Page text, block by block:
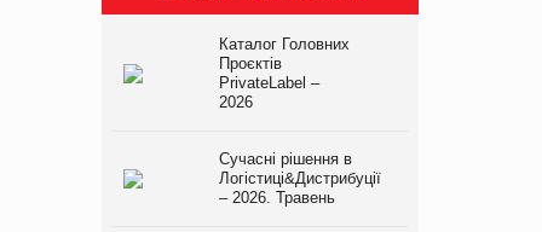
Каталог Головних
Проєктів
PrivateLabel –
2026
Сучасні рішення в
Логістиці&Дистрибуції
– 2026. Травень